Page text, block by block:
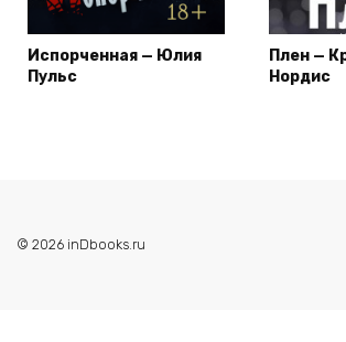
Испорченная — Юлия
Пульс
Плен —
Нордис
© 2026 inDbooks.ru